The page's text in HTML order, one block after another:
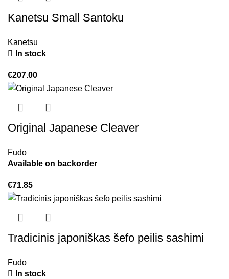
Kanetsu Small Santoku
Kanetsu
In stock
€207.00
Original Japanese Cleaver
Fudo
Available on backorder
€71.85
Tradicinis japoniškas šefo peilis sashimi
Fudo
In stock